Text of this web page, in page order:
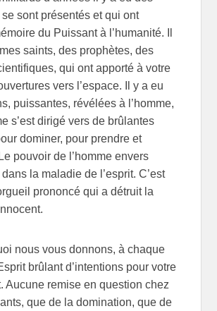
sont présentés et qui ont
du Puissant à l’humanité. Il
saints, des prophètes, des
qui ont apporté à votre
vers l’espace. Il y a eu
puissantes, révélées à l’homme,
s’est dirigé vers de brûlantes
dominer, pour prendre et
pouvoir de l’homme envers
dans la maladie de l’esprit. C’est
prononcé qui a détruit la
nous vous donnons, à chaque
brûlant d’intentions pour votre
Aucune remise en question chez
que de la domination, que de